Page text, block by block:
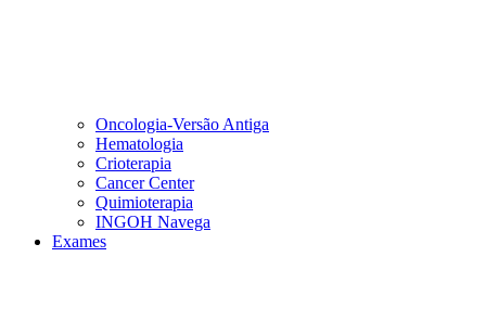
Oncologia-Versão Antiga
Hematologia
Crioterapia
Cancer Center
Quimioterapia
INGOH Navega
Exames